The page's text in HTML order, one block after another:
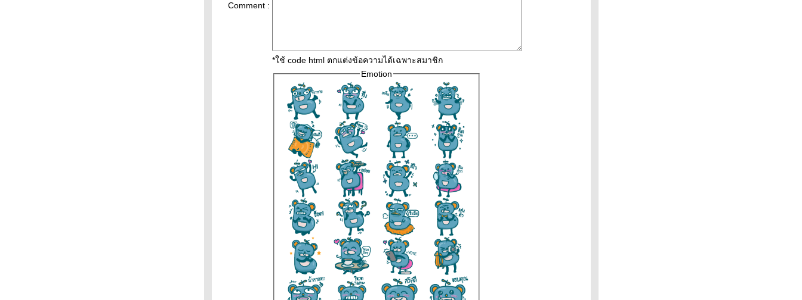
Comment :
*ใช้ code html ตกแต่งข้อความได้เฉพาะสมาชิก
Emotion